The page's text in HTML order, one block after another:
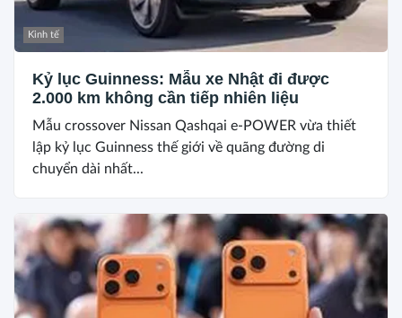
Kinh tế
Kỷ lục Guinness: Mẫu xe Nhật đi được
2.000 km không cần tiếp nhiên liệu
Mẫu crossover Nissan Qashqai e-POWER vừa thiết
lập kỷ lục Guinness thế giới về quãng đường di
chuyển dài nhất...